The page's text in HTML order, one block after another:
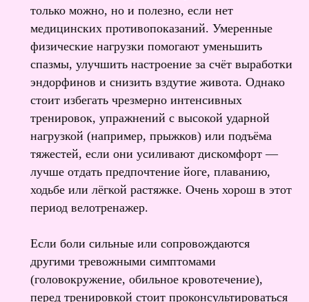
только можно, но и полезно, если нет
медицинских противопоказаний. Умеренные
физические нагрузки помогают уменьшить
спазмы, улучшить настроение за счёт выработки
эндорфинов и снизить вздутие живота. Однако
стоит избегать чрезмерно интенсивных
тренировок, упражнений с высокой ударной
нагрузкой (например, прыжков) или подъёма
тяжестей, если они усиливают дискомфорт —
лучше отдать предпочтение йоге, плаванию,
ходьбе или лёгкой растяжке. Очень хорош в этот
период велотренажер.
Если боли сильные или сопровождаются
другими тревожными симптомами
(головокружение, обильное кровотечение),
перед тренировкой стоит проконсультироваться
Подписывайтесь на
Наш канал «женщины с клатчем»